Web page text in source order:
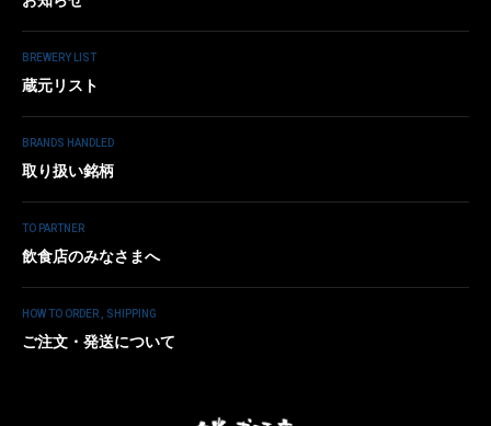
BREWERY LIST
蔵元リスト
BRANDS HANDLED
取り扱い銘柄
TO PARTNER
飲食店のみなさまへ
HOW TO ORDER , SHIPPING
ご注文・発送について